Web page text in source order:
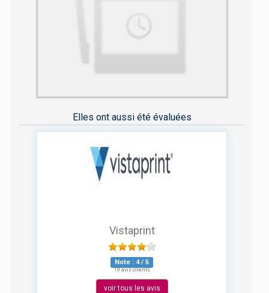
Elles ont aussi été évaluées
Vistaprint
Note : 4/ 5
19 avis clients
voir tous les avis